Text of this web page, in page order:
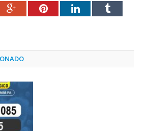
Google+PinterestLinkedInTumblr